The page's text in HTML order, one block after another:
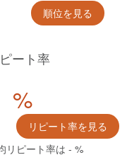
順位を見る
ート率
%
リピート率を見る
リピート率は - %